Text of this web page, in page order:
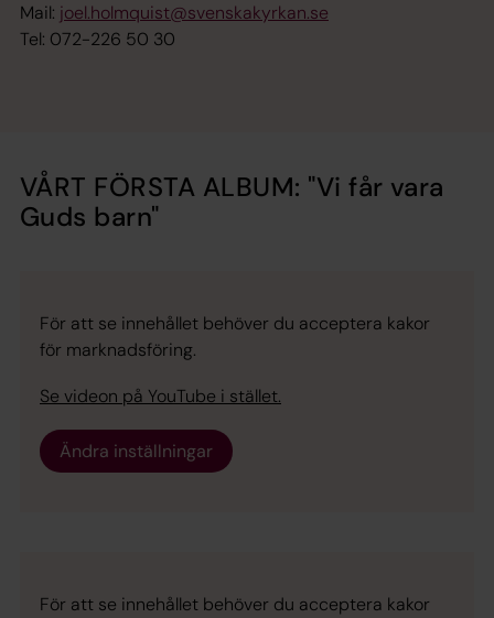
Mail: joel.holmquist@svenskakyrkan.se
Tel: 072-226 50 30
VÅRT FÖRSTA ALBUM: "Vi får vara
Guds barn"
För att se innehållet behöver du acceptera kakor
för marknadsföring.
Se videon på YouTube i stället.
Ändra inställningar
För att se innehållet behöver du acceptera kakor